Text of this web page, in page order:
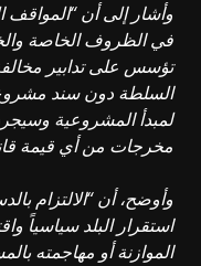
وأشار إلى أن “المواقف
في الظروف الخاصة
تؤسس على تدابير
السلطة دون سند مشروع
لمبدأ المشروعية
مخرجات من أي قيمة
وأوضح، أن “الالتزام
استقرار البلد سياسياً
الموازنة أو مهاجمته